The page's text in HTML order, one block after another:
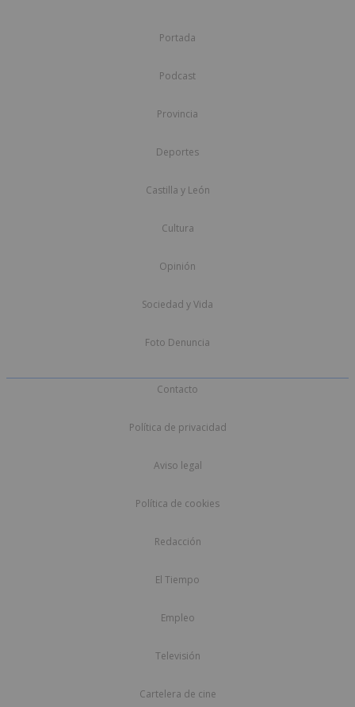
Portada
Podcast
Provincia
Deportes
Castilla y León
Cultura
Opinión
Sociedad y Vida
Foto Denuncia
Contacto
Política de privacidad
Aviso legal
Política de cookies
Redacción
El Tiempo
Empleo
Televisión
Cartelera de cine